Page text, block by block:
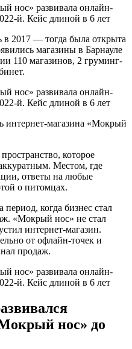
в 2017 — тогда была открыта
магазины в Барнауле
110 магазинов, 2 груминг-
интернет-магазина «Мокрый
которое
Местом, где
ответы на любые
о питомцах.
когда бизнес стал
«Мокрый нос» не стал
интернет-магазин.
от офлайн-точек и
продаж.
нос» до